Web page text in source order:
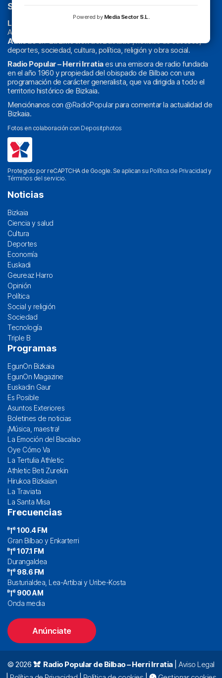
SOBRE NOSOTROS
La radio sin cadenas
. Desde 1960 haciendo radio en Bilbao.
Actualidad y
Athletic
deportes, sociedad, cultura, política, religión y obra social.
Radio Popular – Herri Irratiaes una emisora de radio fundada
en el año 1960 y propiedad del obispado de Bilbao con una
programación de carácter generalista, que va dirigida a todo el
territorio histórico de Bizkaia.
Menciónanos con @RadioPopularpara comentar la actualidad de
Bizkaia.
Fotos en colaboración con Depositphotos
Protegido por reCAPTCHA de Google. Se aplican su Política de Privacidad y
Términos del servicio.
Noticias
Bizkaia
Ciencia y salud
Cultura
Deportes
Economía
Euskadi
Geureaz Harro
Opinión
Política
Social y religión
Sociedad
Tecnología
Triple B
Programas
EgunOn Bizkaia
EgunOn Magazine
Euskadin Gaur
Es Posible
Asuntos Exteriores
Boletines de noticias
¡Música, maestra!
La Emoción del Bacalao
Oye Cómo Va
La Tertulia Athletic
Athletic Beti Zurekin
Hirukoa Bizkaian
La Traviata
La Santa Misa
Frecuencias
100.4 FM
Gran Bilbao y Enkarterri
107.1 FM
Durangaldea
98.6 FM
Busturialdea, Lea-Artibai y Uribe-Kosta
900 AM
Onda media
Anúnciate
© 2026 Radio Popular de Bilbao – Herri Irratia| Aviso Legal
Powered by Media Sector S.L.